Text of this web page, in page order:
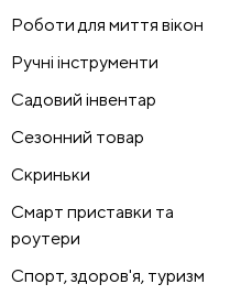
Роботи для миття вікон
Ручні інструменти
Садовий інвентар
Сезонний товар
Скриньки
Смарт приставки та
роутери
Спорт, здоров'я, туризм